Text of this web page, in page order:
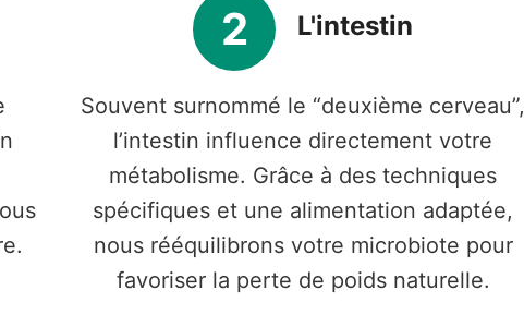
2 L'intestin
Souvent surnommé le “deuxième cerveau”,
l’intestin influence directement votre
métabolisme. Grâce à des techniques
spécifiques et une alimentation adaptée,
nous rééquilibrons votre microbiote pour
favoriser la perte de poids naturelle.